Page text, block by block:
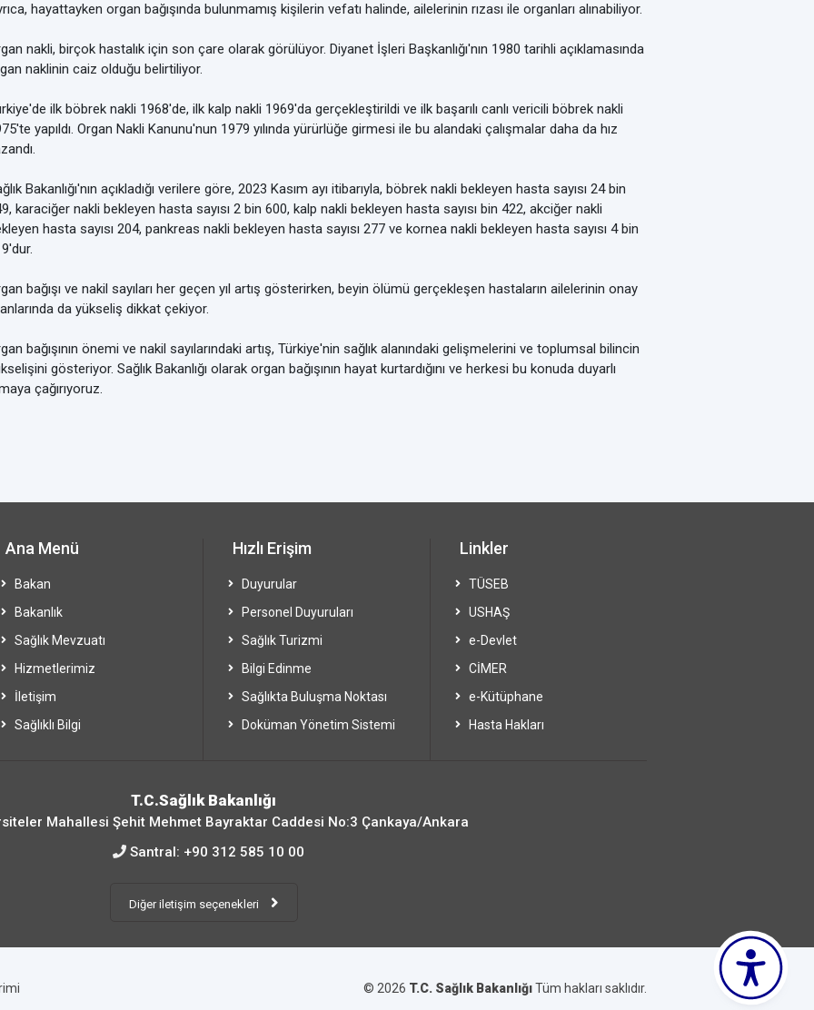
hayattayken organ bağışında bulunmamış kişilerin vefatı halinde, ailelerinin rızası ile organları alınabiliyor.
nakli, birçok hastalık için son çare olarak görülüyor. Diyanet İşleri Başkanlığı'nın 1980 tarihli açıklamasında
naklinin caiz olduğu belirtiliyor.
ilk böbrek nakli 1968'de, ilk kalp nakli 1969'da gerçekleştirildi ve ilk başarılı canlı vericili böbrek nakli
yapıldı. Organ Nakli Kanunu'nun 1979 yılında yürürlüğe girmesi ile bu alandaki çalışmalar daha da hız
Bakanlığı'nın açıkladığı verilere göre, 2023 Kasım ayı itibarıyla, böbrek nakli bekleyen hasta sayısı 24 bin
karaciğer nakli bekleyen hasta sayısı 2 bin 600, kalp nakli bekleyen hasta sayısı bin 422, akciğer nakli
hasta sayısı 204, pankreas nakli bekleyen hasta sayısı 277 ve kornea nakli bekleyen hasta sayısı 4 bin
bağışı ve nakil sayıları her geçen yıl artış gösterirken, beyin ölümü gerçekleşen hastaların ailelerinin onay
da yükseliş dikkat çekiyor.
bağışının önemi ve nakil sayılarındaki artış, Türkiye'nin sağlık alanındaki gelişmelerini ve toplumsal bilincin
gösteriyor. Sağlık Bakanlığı olarak organ bağışının hayat kurtardığını ve herkesi bu konuda duyarlı
çağırıyoruz.
Ana Menü
Bakan
Bakanlık
Sağlık Mevzuatı
Hizmetlerimiz
İletişim
Sağlıklı Bilgi
Hızlı Erişim
Duyurular
Personel Duyuruları
Sağlık Turizmi
Bilgi Edinme
Sağlıkta Buluşma Noktası
Doküman Yönetim Sistemi
Linkler
TÜSEB
USHAŞ
e-Devlet
CİMER
e-Kütüphane
Hasta Hakları
T.C.Sağlık Bakanlığı
Mahallesi Şehit Mehmet Bayraktar Caddesi No:3 Çankaya/Ankara
Santral: +90 312 585 10 00
Diğer iletişim seçenekleri
© 2026 T.C. Sağlık BakanlığıTüm hakları saklıdır.